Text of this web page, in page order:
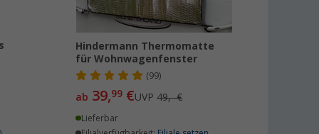
Hindermann Thermomatte
für Wohnwagenfenster
(99)
ab 39,99 €UVP49,- €
Lieferbar